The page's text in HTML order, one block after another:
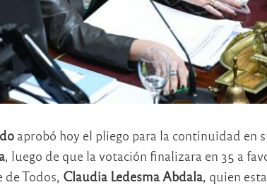
aprobó hoy el pliego para la continuidad en
, luego de que la votación finalizara en 35 a
de Todos, Claudia Ledesma Abdala, quien